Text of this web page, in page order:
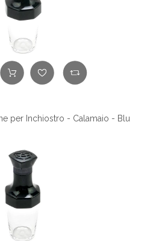
per Inchiostro - Calamaio - Blu